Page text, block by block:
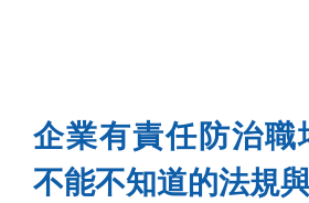
企業有責任防治職
不能不知道的法規